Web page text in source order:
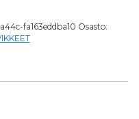
fa163eddba10 Osasto: